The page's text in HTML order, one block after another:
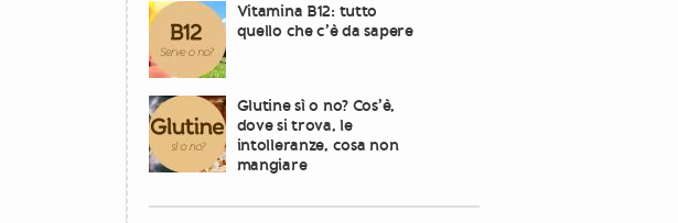
Vitamina B12: tutto
quello che c’è da sapere
Glutine sì o no? Cos’è,
dove si trova, le
intolleranze, cosa non
mangiare